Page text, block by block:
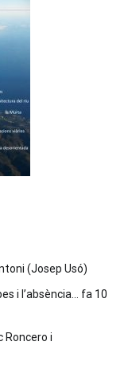
(Josep Usó)
i l’absència… fa 10
Roncero i